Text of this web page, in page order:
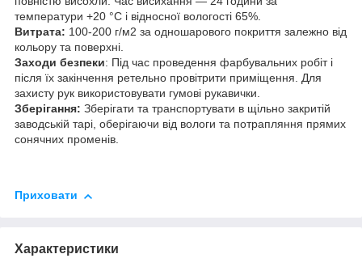
температури +20 °C і відносної вологості 65%.
Витрата: 100-200 г/м2 за одношарового покриття залежно від
кольору та поверхні.
Заходи безпеки: Під час проведення фарбувальних робіт і
після їх закінчення ретельно провітрити приміщення. Для
захисту рук використовувати гумові рукавички.
Зберігання: Зберігати та транспортувати в щільно закритій
заводській тарі, оберігаючи від вологи та потрапляння прямих
сонячних променів.
Приховати
Характеристики